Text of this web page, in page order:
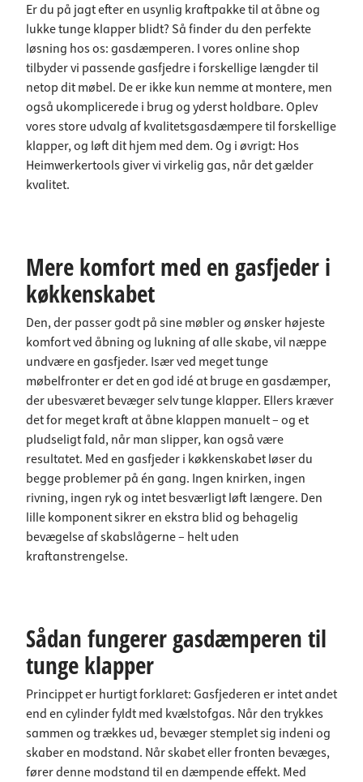
Er du på jagt efter en usynlig kraftpakke til at åbne og
lukke tunge klapper blidt? Så finder du den perfekte
løsning hos os: gasdæmperen. I vores online shop
tilbyder vi passende gasfjedre i forskellige længder til
netop dit møbel. De er ikke kun nemme at montere, men
også ukomplicerede i brug og yderst holdbare. Oplev
vores store udvalg af kvalitetsgasdæmpere til forskellige
klapper, og løft dit hjem med dem. Og i øvrigt: Hos
Heimwerkertools giver vi virkelig gas, når det gælder
kvalitet.
Mere komfort med en gasfjeder i
køkkenskabet
Den, der passer godt på sine møbler og ønsker højeste
komfort ved åbning og lukning af alle skabe, vil næppe
undvære en gasfjeder. Især ved meget tunge
møbelfronter er det en god idé at bruge en gasdæmper,
der ubesværet bevæger selv tunge klapper. Ellers kræver
det for meget kraft at åbne klappen manuelt – og et
pludseligt fald, når man slipper, kan også være
resultatet. Med en gasfjeder i køkkenskabet løser du
begge problemer på én gang. Ingen knirken, ingen
rivning, ingen ryk og intet besværligt løft længere. Den
lille komponent sikrer en ekstra blid og behagelig
bevægelse af skabslågerne – helt uden
kraftanstrengelse.
Sådan fungerer gasdæmperen til
tunge klapper
Princippet er hurtigt forklaret: Gasfjederen er intet andet
end en cylinder fyldt med kvælstofgas. Når den trykkes
sammen og trækkes ud, bevæger stemplet sig indeni og
skaber en modstand. Når skabet eller fronten bevæges,
fører denne modstand til en dæmpende effekt. Med